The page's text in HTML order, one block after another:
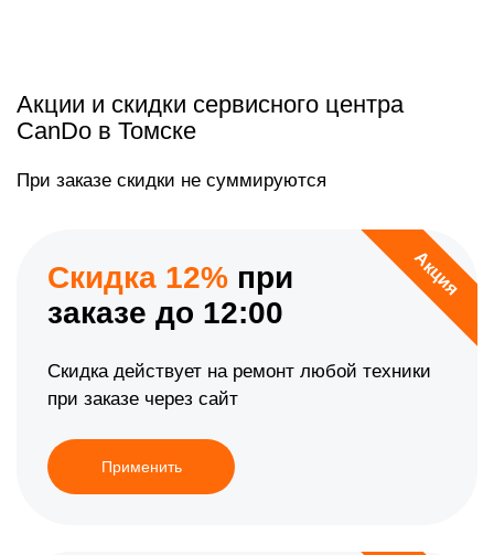
Акции и скидки сервисного центра
CanDo в Томске
При заказе скидки не суммируются
Акция
Скидка 12% при
заказе до 12:00
Скидка действует на ремонт любой техники
при заказе через сайт
Применить